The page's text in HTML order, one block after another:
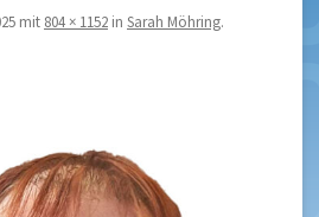
mit 804 × 1152 in Sarah Möhring.